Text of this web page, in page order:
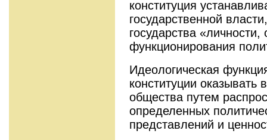
конституция
государственной
государства
функционирования
Идеологическая
конституции
общества путем
определенных
представлений и